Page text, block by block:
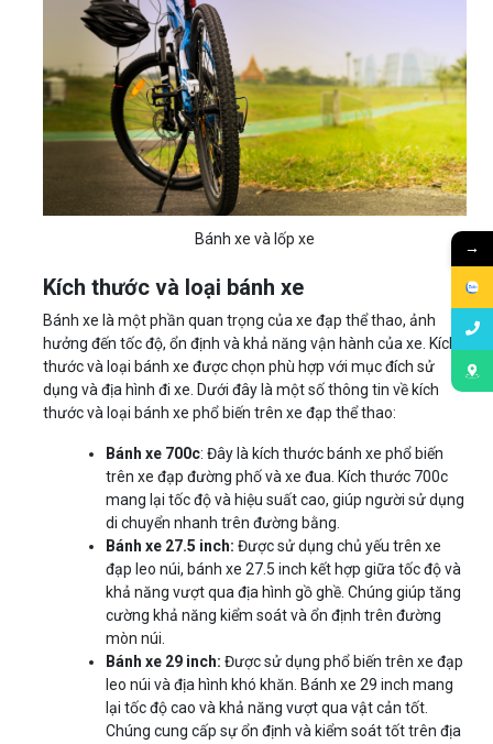
Bánh xe và lốp xe
Kích thước và loại bánh xe
Bánh xe là một phần quan trọng của xe đạp thể thao, ảnh
hưởng đến tốc độ, ổn định và khả năng vận hành của xe. Kích
thước và loại bánh xe được chọn phù hợp với mục đích sử
dụng và địa hình đi xe. Dưới đây là một số thông tin về kích
thước và loại bánh xe phổ biến trên xe đạp thể thao:
Bánh xe 700c: Đây là kích thước bánh xe phổ biến
trên xe đạp đường phố và xe đua. Kích thước 700c
mang lại tốc độ và hiệu suất cao, giúp người sử dụng
di chuyển nhanh trên đường bằng.
Bánh xe 27.5 inch: Được sử dụng chủ yếu trên xe
đạp leo núi, bánh xe 27.5 inch kết hợp giữa tốc độ và
khả năng vượt qua địa hình gồ ghề. Chúng giúp tăng
cường khả năng kiểm soát và ổn định trên đường
mòn núi.
Bánh xe 29 inch: Được sử dụng phổ biến trên xe đạp
leo núi và địa hình khó khăn. Bánh xe 29 inch mang
lại tốc độ cao và khả năng vượt qua vật cản tốt.
Chúng cung cấp sự ổn định và kiểm soát tốt trên địa
→